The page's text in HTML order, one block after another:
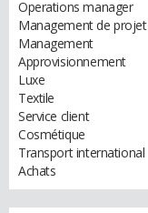
Operations manager
Management de projet
Management
Approvisionnement
Luxe
Textile
Service client
Cosmétique
Transport international
Achats